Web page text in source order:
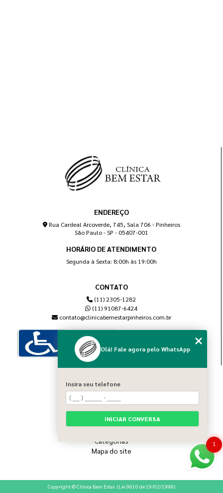
ENDEREÇO
Rua Cardeal Arcoverde, 745, Sala 706 - Pinheiros
São Paulo - SP - 05407-001
HORÁRIO DE ATENDIMENTO
Segunda à Sexta: 8:00h às 19:00h
CONTATO
(11) 2305-1282
(11) 91087-6424
contato@clinicabemestarpinheiros.com.br
Home
Sobre nós
Blog
Serviços
Categorias
Mapa do site
Copyright © Clínica Bem Estar. (Lei 9610 de 19/02/1998)
1
Olá! Fale agora pelo WhatsApp
Insira seu telefone
INICIAR CONVERSA